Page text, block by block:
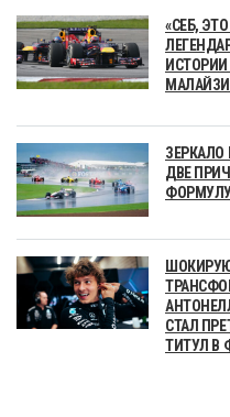
«СЕБ,
ИСТОРИИ
ДВЕ
ФОРМУЛУ
СТАЛ
ТИТУЛ В